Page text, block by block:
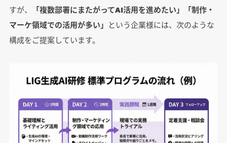
すが、
「複数部署にまたがってAI活用を進めたい」「制作・
マーケ領域での活用が多い」 という企業様には、次のような
構成をご提案しています。